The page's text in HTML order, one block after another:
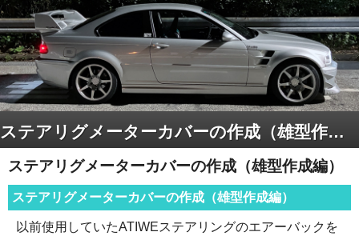
ステアリグメーターカバーの作成（雄型作成編）
ステアリグメーターカバーの作成（雄型作成編）
ステアリグメーターカバーの作成（雄型作成編）
以前使用していたATIWEステアリングのエアーバックを